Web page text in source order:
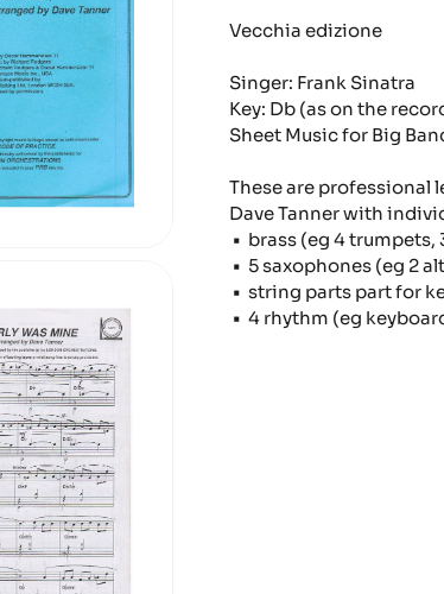
Vecchia edizione
Singer: Frank Sinatra
Key: Db (as on the
Sheet Music for Big
These are professional
Dave Tanner with
• brass (eg 4
• 5 saxophones (eg 2
• string parts part for
• 4 rhythm (eg